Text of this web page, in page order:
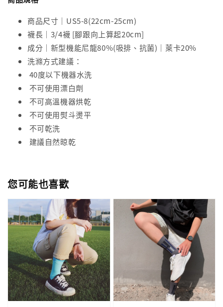
商品尺寸｜US5-8(22cm-25cm)
襪長｜3/4襪 [腳跟向上算起20cm]
成分｜新型機能尼龍80%(吸排、抗菌)｜萊卡20%
洗滌方式建議：
40度以下機器水洗
不可使用漂白劑
不可高溫機器烘乾
不可使用熨斗燙平
不可乾洗
建議自然晾乾
您可能也喜歡